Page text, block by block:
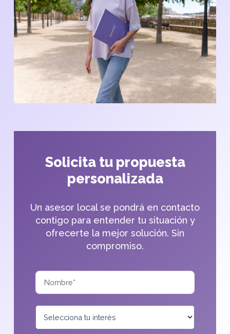
Solicita tu propuesta
personalizada
Un asesor local se pondrá en contacto
contigo para entender tu situación y
ofrecerte la mejor solución. Sin
compromiso.